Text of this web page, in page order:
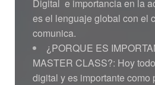
Digital e importancia en la
es el lenguaje global con el
comunica.
¿PORQUE ES
MASTER CLASS?: Hoy
digital y es importante